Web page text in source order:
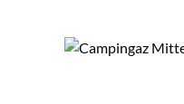
Bildergalerie überspringen